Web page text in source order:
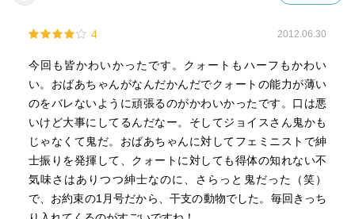
4 2012.06.30
今回も皆かわいかったです。クォートもハーフもかわい
い。おばあちゃんがなんだかんだでクォートの能力が薄い
のをバレないように頑張るのがかわいかったです。口は悪
いけど大事にしてるんだなー。そしてジョイスさん鬼かも
じゃなくて鬼だ。おばあちゃんに対してフェミニストで紳
士振りを発揮して、クォートに対しても得体の知れない不
気味さはありつつ紳士なのに、さらっと鬼だった（笑）
で、お約束の1月号だから、干支の動物でした。毎回きっち